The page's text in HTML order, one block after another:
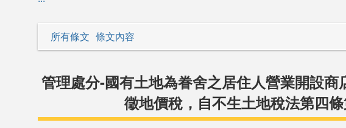
所有條文 條文內容
管理處分-國有土地為眷舍之居住人營業開設
徵地價稅，自不生土地稅法第四